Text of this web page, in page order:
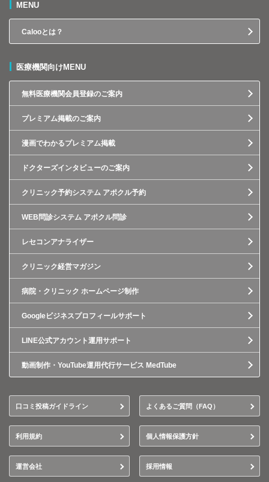
MENU
Calooとは？
医療機関向けMENU
無料医療機関会員登録のご案内
プレミアム掲載のご案内
漫画でわかるプレミアム掲載
ドクターズインタビューのご案内
クリニック予約システム アポクル予約
WEB問診システム アポクル問診
レセコンアナライザー
クリニック経営マガジン
病院・クリニック ホームページ制作
Googleビジネスプロフィールサポート
LINE公式アカウント運用サポート
動画制作・YouTube運用代行サービス MedTube
口コミ投稿ガイドライン よくあるご質問（FAQ）
利用規約 個人情報保護方針
運営会社 採用情報